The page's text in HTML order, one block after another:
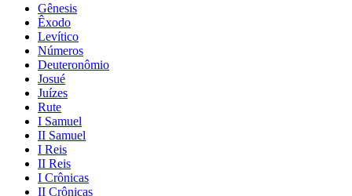
Gênesis
Êxodo
Levítico
Números
Deuteronômio
Josué
Juízes
Rute
I Samuel
II Samuel
I Reis
II Reis
I Crônicas
II Crônicas